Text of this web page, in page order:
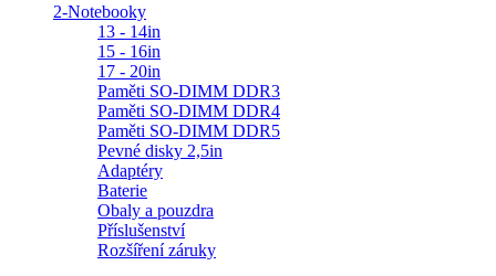
2-Notebooky
13 - 14in
15 - 16in
17 - 20in
Paměti SO-DIMM DDR3
Paměti SO-DIMM DDR4
Paměti SO-DIMM DDR5
Pevné disky 2,5in
Adaptéry
Baterie
Obaly a pouzdra
Příslušenství
Rozšíření záruky